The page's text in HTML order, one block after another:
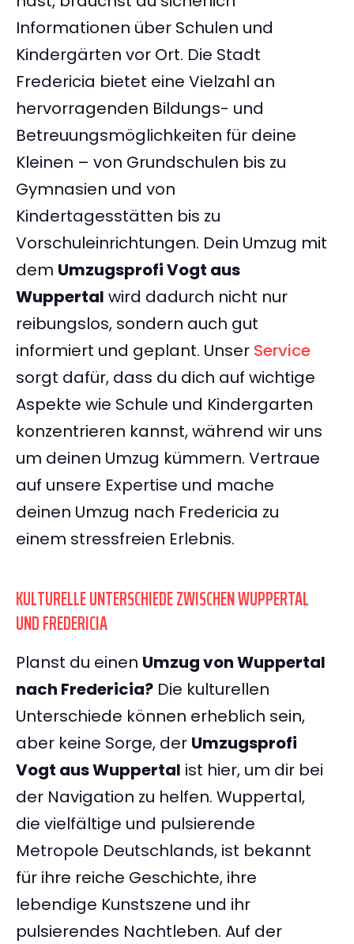
Informationen über Schulen und
Kindergärten vor Ort. Die Stadt
Fredericia bietet eine Vielzahl an
hervorragenden Bildungs- und
Betreuungsmöglichkeiten für deine
Kleinen – von Grundschulen bis zu
Gymnasien und von
Kindertagesstätten bis zu
Vorschuleinrichtungen. Dein Umzug mit
dem Umzugsprofi Vogt aus
Wuppertal wird dadurch nicht nur
reibungslos, sondern auch gut
informiert und geplant. Unser Service
sorgt dafür, dass du dich auf wichtige
Aspekte wie Schule und Kindergarten
konzentrieren kannst, während wir uns
um deinen Umzug kümmern. Vertraue
auf unsere Expertise und mache
deinen Umzug nach Fredericia zu
einem stressfreien Erlebnis.
KULTURELLE UNTERSCHIEDE ZWISCHEN WUPPERTAL
UND FREDERICIA
Planst du einen Umzug von Wuppertal
nach Fredericia? Die kulturellen
Unterschiede können erheblich sein,
aber keine Sorge, der Umzugsprofi
Vogt aus Wuppertal ist hier, um dir bei
der Navigation zu helfen. Wuppertal,
die vielfältige und pulsierende
Metropole Deutschlands, ist bekannt
für ihre reiche Geschichte, ihre
lebendige Kunstszene und ihr
pulsierendes Nachtleben. Auf der